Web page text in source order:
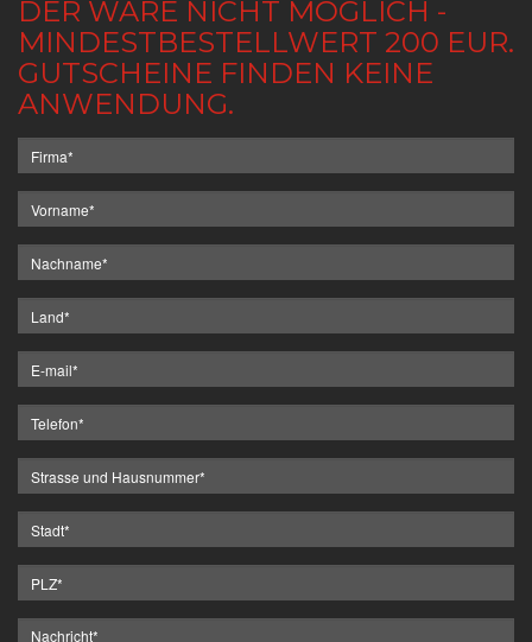
DER WARE NICHT MÖGLICH -
MINDESTBESTELLWERT 200 EUR.
GUTSCHEINE FINDEN KEINE
ANWENDUNG.